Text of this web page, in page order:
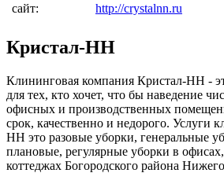
сайт:
http://crystalnn.ru
Кристал-НН
Клининговая компания Кристал-НН -
для тех, кто хочет, что бы наведение
офисных и производственных
срок, качественно и недорого. Услуги
НН это разовые уборки, генеральные
плановые, регулярные уборки в
коттеджах Богородского района